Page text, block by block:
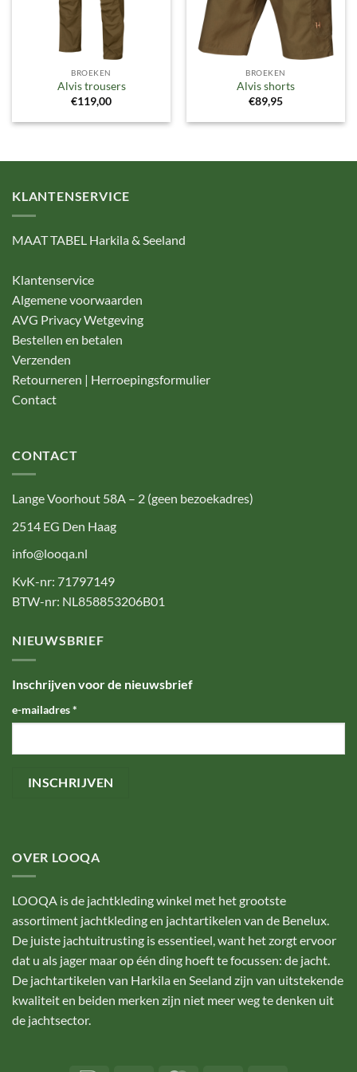
BROEKEN
Alvis trousers
€119,00
BROEKEN
Alvis shorts
€89,95
KLANTENSERVICE
MAAT TABEL Harkila & Seeland
Klantenservice
Algemene voorwaarden
AVG Privacy Wetgeving
Bestellen en betalen
Verzenden
Retourneren | Herroepingsformulier
Contact
CONTACT
Lange Voorhout 58A – 2 (geen bezoekadres)
2514 EG Den Haag
info@looqa.nl
KvK-nr: 71797149
BTW-nr: NL858853206B01
NIEUWSBRIEF
Inschrijven voor de nieuwsbrief
e-mailadres*
OVER LOOQA
LOOQA is de jachtkleding winkel met het grootste
assortiment jachtkleding en jachtartikelen van de Benelux.
De juiste jachtuitrusting is essentieel, want het zorgt ervoor
dat u als jager maar op één ding hoeft te focussen: de jacht.
De jachtartikelen van Harkila en Seeland zijn van uitstekende
kwaliteit en beiden merken zijn niet meer weg te denken uit
de jachtsector.